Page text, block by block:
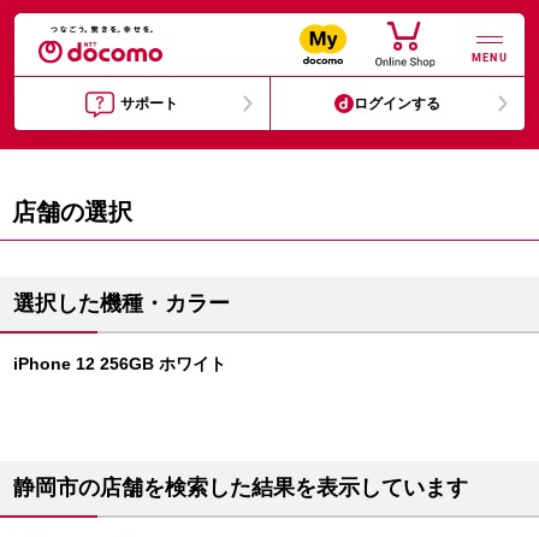
MENU
サポート ログインする
店舗の選択
選択した機種・カラー
iPhone 12 256GB ホワイト
静岡市の店舗を検索した結果を表示しています